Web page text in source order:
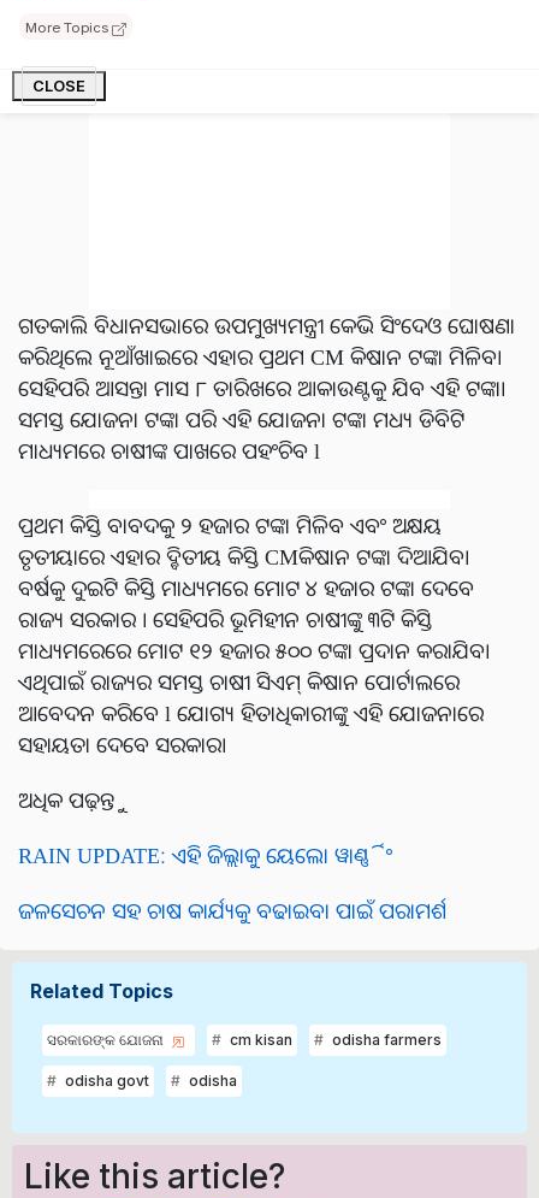
More Topics
CLOSE
ଗତକାଲି ବିଧାନସଭାରେ ଉପମୁଖ୍ୟମନ୍ତ୍ରୀ କେଭି ସିଂଦେଓ ଘୋଷଣା
କରିଥିଲେ ନୂଆଁଖାଇରେ ଏହାର ପ୍ରଥମ CM କିଷାନ ଟଙ୍କା ମିଳିବ।
ସେହିପରି ଆସନ୍ତା ମାସ ୮ ତାରିଖରେ ଆକାଉଣ୍ଟକୁ ଯିବ ଏହି ଟଙ୍କା।
ସମସ୍ତ ଯୋଜନା ଟଙ୍କା ପରି ଏହି ଯୋଜନା ଟଙ୍କା ମଧ୍ୟ ଡିବିଟି
ମାଧ୍ୟମରେ ଚାଷୀଙ୍କ ପାଖରେ ପହଂଚିବ l
ପ୍ରଥମ କିସ୍ତି ବାବଦକୁ ୨ ହଜାର ଟଙ୍କା ମିଳିବ ଏବଂ ଅକ୍ଷୟ
ତୃତୀୟାରେ ଏହାର ଦ୍ବିତୀୟ କିସ୍ତି CMକିଷାନ ଟଙ୍କା ଦିଆଯିବ।
ବର୍ଷକୁ ଦୁଇଟି କିସ୍ତି ମାଧ୍ୟମରେ ମୋଟ ୪ ହଜାର ଟଙ୍କା ଦେବେ
ରାଜ୍ୟ ସରକାର । ସେହିପରି ଭୂମିହୀନ ଚାଷୀଙ୍କୁ ୩ଟି କିସ୍ତି
ମାଧ୍ୟମରେରେ ମୋଟ ୧୨ ହଜାର ୫୦୦ ଟଙ୍କା ପ୍ରଦାନ କରାଯିବ।
ଏଥିପାଇଁ ରାଜ୍ୟର ସମସ୍ତ ଚାଷୀ ସିଏମ୍‌ କିଷାନ ପୋର୍ଟାଲରେ
ଆବେଦନ କରିବେ l ଯୋଗ୍ୟ ହିତାଧିକାରୀଙ୍କୁ ଏହି ଯୋଜନାରେ
ସହାୟତା ଦେବେ ସରକାର।
ଅଧିକ ପଢ଼ନ୍ତୁ
RAIN UPDATE: ଏହି ଜିଲ୍ଲାକୁ ୟେଲୋ ୱାର୍ଣ୍ଣିଂ
ଜଳସେଚନ ସହ ଚାଷ କାର୍ଯ୍ୟକୁ ବଢାଇବା ପାଇଁ ପରାମର୍ଶ
Related Topics
ସରକାରଙ୍କ ଯୋଜନା cm kisan odisha farmers
odisha govt odisha
Like this article?